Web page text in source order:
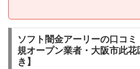
ソフト闇金アーリーの口コ
規オープン業者・大阪市此
き】